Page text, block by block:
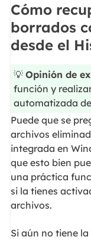
Cómo
borrados
desde el
💡Opinión de
función y
automatizada
Puede que se
archivos
integrada en
que esto bien
una práctica
si la tienes
archivos.
Si aún no tiene